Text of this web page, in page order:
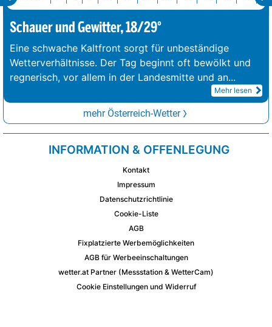
Schauer und Gewitter, 18/29°
Eine schwache Kaltfront sorgt für unbeständige
Wetterverhältnisse. Der Tag beginnt oft bewölkt und
regnerisch, vor allem in der Landesmitte und an...
Mehr lesen
mehr Österreich-Wetter
INFORMATION & OFFENLEGUNG
Kontakt
Impressum
Datenschutzrichtlinie
Cookie-Liste
AGB
Fixplatzierte Werbemöglichkeiten
AGB für Werbeeinschaltungen
wetter.at Partner (Messstation & WetterCam)
Cookie Einstellungen und Widerruf